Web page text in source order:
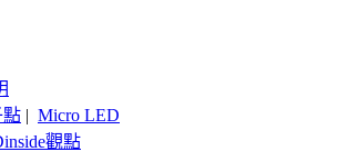
點 | Micro LED
觀點